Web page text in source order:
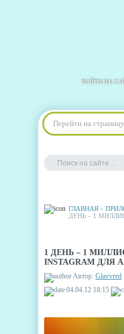
ВОЙТИ НА
Перейти на
ГЛАВНАЯ »
ДЕНЬ – 1
1 ДЕНЬ – 1
INSTAGRAM ДЛЯ
Автор: Glavvred
04.04.12 18:15